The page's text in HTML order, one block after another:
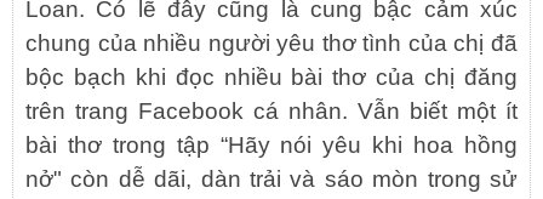
Loan. Có lẽ đây cũng là cung bậc cảm xúc
chung của nhiều người yêu thơ tình của chị đã
bộc bạch khi đọc nhiều bài thơ của chị đăng
trên trang Facebook cá nhân. Vẫn biết một ít
bài thơ trong tập “Hãy nói yêu khi hoa hồng
nở" còn dễ dãi, dàn trải và sáo mòn trong sử